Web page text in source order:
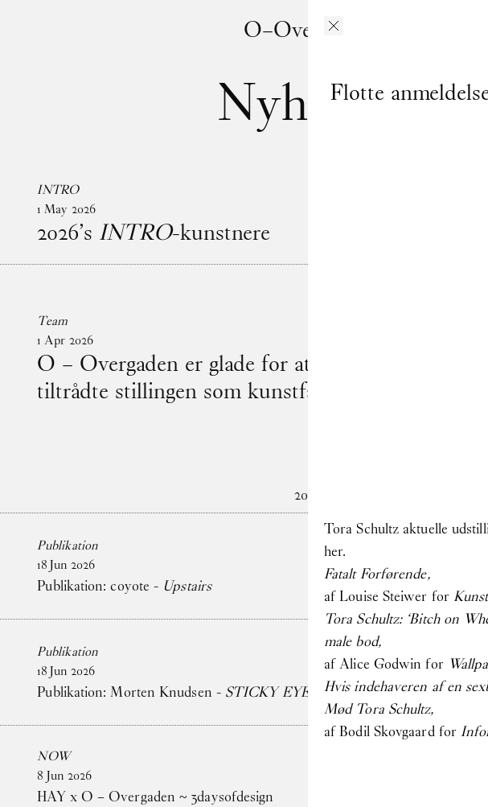
O–Overgaden
Nyheder
INTRO
1 May 2026
2026’s INTRO-kunstnere
Team
1 Apr 2026
O – Overgaden er glade for at byde Anne Mikél
tiltrådte stillingen som kunstfaglig administrator,
2026
Publikation
18 Jun 2026
Publikation: coyote - Upstairs
Publikation
18 Jun 2026
Publikation: Morten Knudsen - STICKY EYES (paintings, collages,
NOW
8 Jun 2026
HAY x O – Overgaden ~ 3daysofdesign
Flotte
Tora Schultz aktuelle
her.
Fatalt Forførende,
af Louise Steiwer for
Tora Schultz: ‘Bitch on
male bod,
af Alice Godwin for
Hvis indehaveren af en
Mød Tora Schultz,
af Bodil Skovgaard for